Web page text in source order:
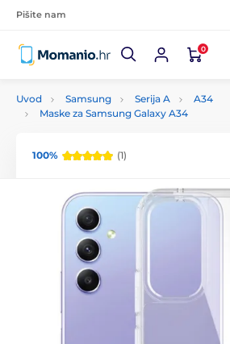
Pišite nam
0
Uvod Samsung Serija A
A34
Maske za Samsung Galaxy A34
100% (1)